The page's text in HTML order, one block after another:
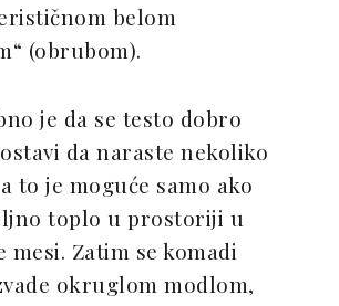
belom
(obrubom).
je da se testo dobro
da naraste nekoliko
to je moguće samo ako
toplo u prostoriji u
mesi. Zatim se komadi
okruglom modlom,